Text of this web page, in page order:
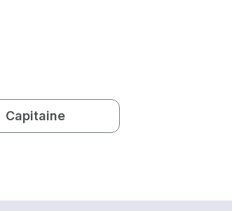
Capitaine